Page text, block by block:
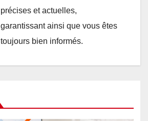
précises et actuelles,
garantissant ainsi que vous êtes
toujours bien informés.